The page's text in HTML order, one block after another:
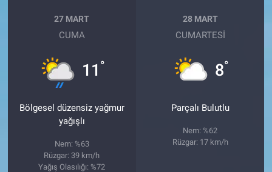
27 MART
CUMA
11 °
Bölgesel düzensiz yağmur
yağışlı
Nem: %63
Rüzgar: 39 km/h
Yağış Olasılığı: %72
28 MART
CUMARTESI
8°
Parçalı Bulutlu
Nem: %62
Rüzgar: 17 km/h